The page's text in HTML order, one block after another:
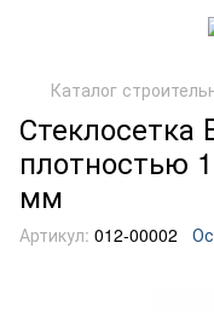
Каталог
Стеклосетка
плотностью
мм
Артикул: 012-00002